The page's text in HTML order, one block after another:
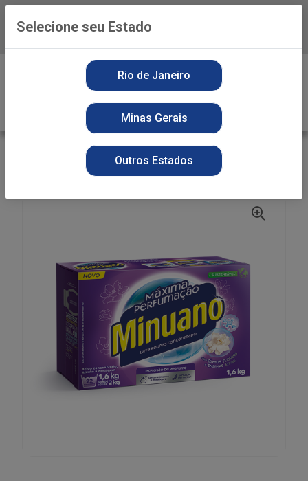
Baixe já o APP da Playvender
DETERGENTE PO
SECOS
DET PO MINUANO 1,6KG ROXO
Selecione seu Estado
Rio de Janeiro
Minas Gerais
Outros Estados